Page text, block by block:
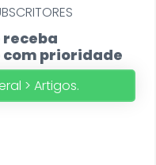
receba
com prioridade
> Artigos.